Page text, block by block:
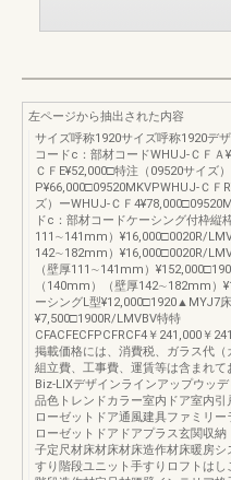
左ページから抽出された内容
サイズ呼称1920サイズ呼称1920デ
コードc：部材コードWHUJ-ＣＦＡ
ＣＦE¥52,000□特注（09520サイズ
P¥66,000□09520MKVPWHUJ-ＣＦ
ズ）ーWHUJ-ＣＦ
ドc：部材コードケーシング付枠縦
111∼141mm）¥16,000□0020R/
142∼182mm）¥16,000□0020R/
（壁厚111∼141mm）
（140mm）（壁厚142∼182mm）
ーシングL型¥12,000□1920▲MYJ7
¥7,500□1900R/LMVBV特特
CFACFECFPCFRCF4￥241,000￥
掲載価格には、消費税、ガラス代（
組立費、工事費、運賃等は含まれ
Biz-LIXデザインラインアップウッ
品色トレンドカラー室内ドア室内引
ローゼットドア通風建具ファミリ
ローゼットドアドアプラス玄関収
子定尺材床材床材床造作材床暖房
すり階段ユニット手すりロフトは